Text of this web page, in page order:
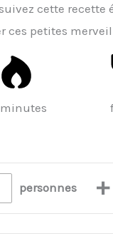
cette recette
ces petites
minutes
personnes +